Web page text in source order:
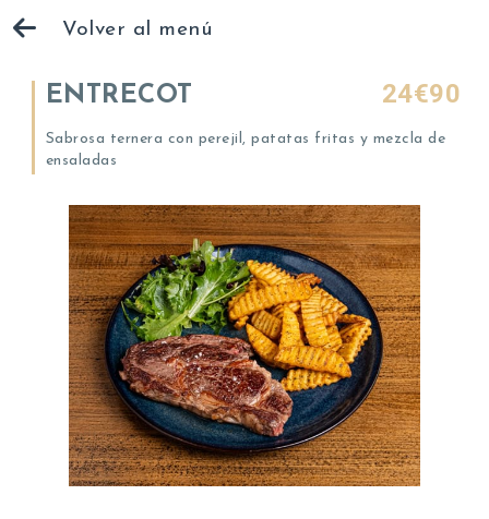
Volver al menú
ENTRECOT 24€90
Sabrosa ternera con perejil, patatas fritas y mezcla de
ensaladas